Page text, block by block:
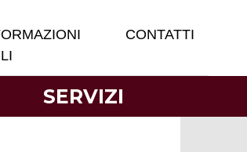
CONTATTI
SERVIZI